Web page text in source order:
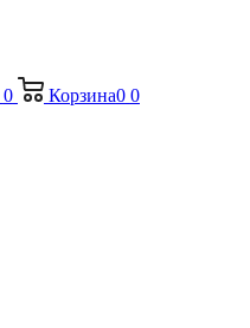
0 Корзина0 0